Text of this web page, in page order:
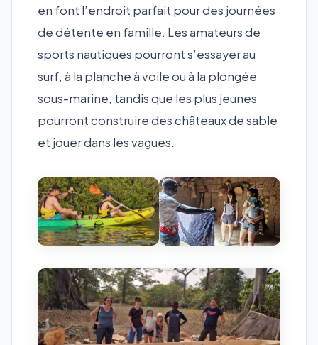
en font l’endroit parfait pour des journées
de détente en famille. Les amateurs de
sports nautiques pourront s’essayer au
surf, à la planche à voile ou à la plongée
sous-marine, tandis que les plus jeunes
pourront construire des châteaux de sable
et jouer dans les vagues.